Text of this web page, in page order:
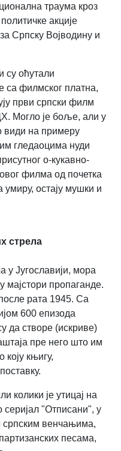
траума кроз
акције
Српску Војводину и
су оћутали
са филмског платна,
први српски филм
Могло је боље, али у
види на примеру
гледаоцима нуди
о-кукавно-
филма од почетка
умиру, остају мушки и
стрела
у Југославији, мора
мајстори пропаганде.
рата 1945. Са
600 епизода
да створе (искриве)
пре него што им
коју књигу,
колики је утицај на
серијал "Отписани", у
српским венчањима,
песама,